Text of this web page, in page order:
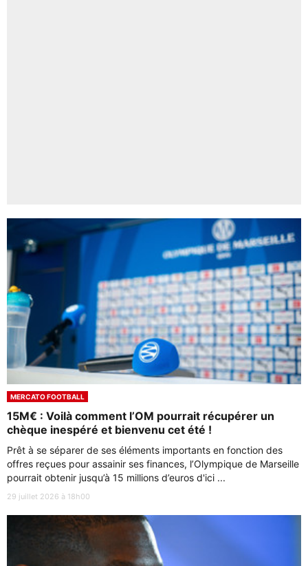
MERCATO FOOTBALL
15M€ : Voilà comment l’OM pourrait récupérer un
chèque inespéré et bienvenu cet été !
Prêt à se séparer de ses éléments importants en fonction des
offres reçues pour assainir ses finances, l’Olympique de Marseille
pourrait obtenir jusqu’à 15 millions d’euros d'ici ...
29 juillet 2026 à 18h00